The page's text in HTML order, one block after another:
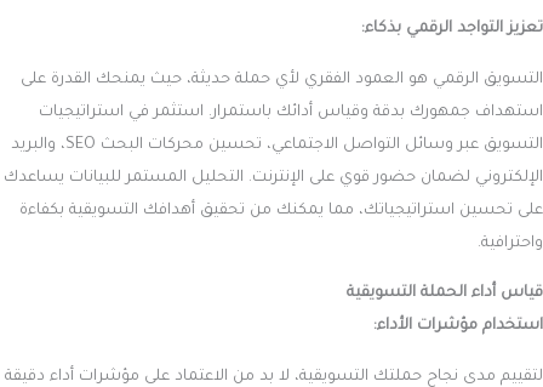
تعزيز التواجد الرقمي بذكاء:
التسويق الرقمي هو العمود الفقري لأي حملة حديثة، حيث يمنحك القدرة على
استهداف جمهورك بدقة وقياس أدائك باستمرار. استثمر في استراتيجيات
التسويق عبر وسائل التواصل الاجتماعي، تحسين محركات البحث SEO، والبريد
الإلكتروني لضمان حضور قوي على الإنترنت. التحليل المستمر للبيانات يساعدك
على تحسين استراتيجياتك، مما يمكنك من تحقيق أهدافك التسويقية بكفاءة
واحترافية.
قياس أداء الحملة التسويقية
استخدام مؤشرات الأداء:
لتقييم مدى نجاح حملتك التسويقية، لا بد من الاعتماد على مؤشرات أداء دقيقة